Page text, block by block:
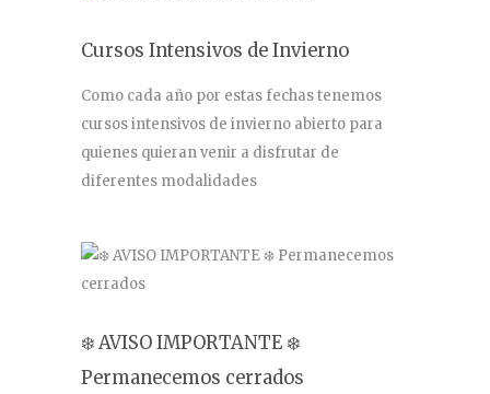
Cursos Intensivos de Invierno
Como cada año por estas fechas tenemos
cursos intensivos de invierno abierto para
quienes quieran venir a disfrutar de
diferentes modalidades
❄️ AVISO IMPORTANTE ❄️
Permanecemos cerrados